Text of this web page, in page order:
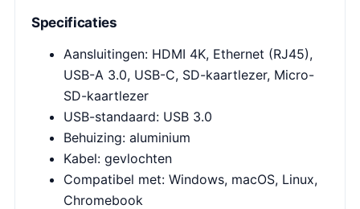
Specificaties
Aansluitingen: HDMI 4K, Ethernet (RJ45),
USB-A 3.0, USB-C, SD-kaartlezer, Micro-
SD-kaartlezer
USB-standaard: USB 3.0
Behuizing: aluminium
Kabel: gevlochten
Compatibel met: Windows, macOS, Linux,
Chromebook